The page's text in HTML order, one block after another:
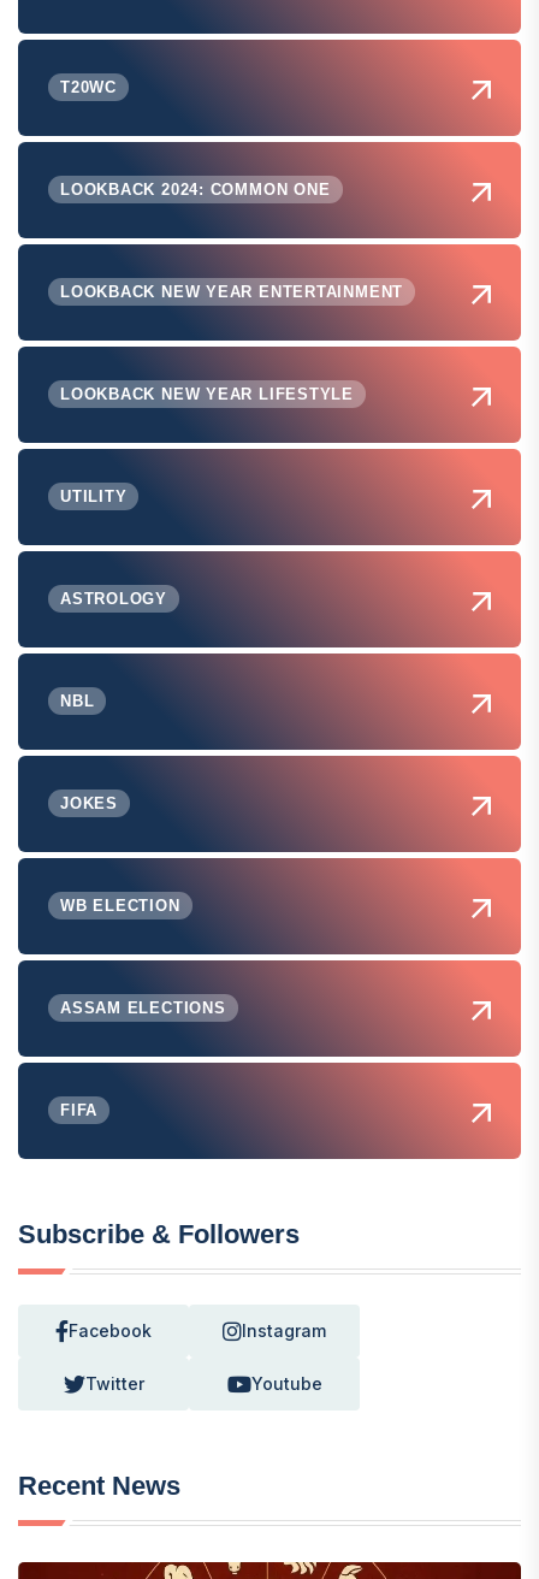
T20WC
LOOKBACK 2024: COMMON ONE
LOOKBACK NEW YEAR ENTERTAINMENT
LOOKBACK NEW YEAR LIFESTYLE
UTILITY
ASTROLOGY
NBL
JOKES
WB ELECTION
ASSAM ELECTIONS
FIFA
Subscribe & Followers
Facebook Instagram
Twitter Youtube
Recent News